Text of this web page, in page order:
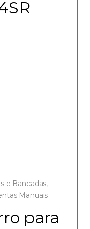
e Bancadas,
Manuais
para